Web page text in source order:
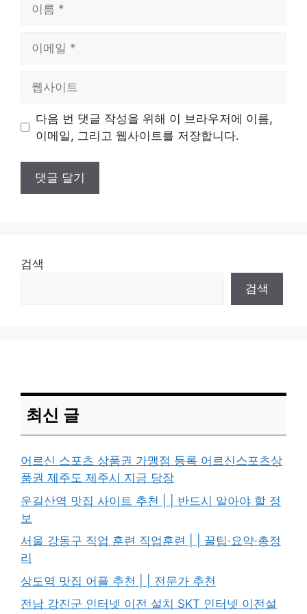
트
다음 번 댓글 작성을 위해 이 브라우저에 이름,
이메일, 그리고 웹사이트를 저장합니다.
검색
검색
최신 글
어르신 스포츠 상품권 가맹점 등록 어르신스포츠상
품권 제주도 제주시 지금 당장
운길산역 맛집 사이트 추천 | | 반드시 알아야 할 정
보
서울 강동구 직업 훈련 직업훈련 | | 꿀팁·요약·총정
리
상도역 맛집 어플 추천 | | 전문가 추천
전남 강진군 인터넷 이전 설치 SKT 인터넷 이전설